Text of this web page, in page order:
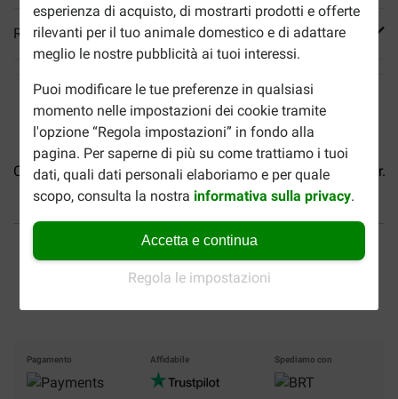
esperienza di acquisto, di mostrarti prodotti e offerte
rilevanti per il tuo animale domestico e di adattare
meglio le nostre pubblicità ai tuoi interessi.
Puoi modificare le tue preferenze in qualsiasi
momento nelle impostazioni dei cookie tramite
l'opzione “Regola impostazioni” in fondo alla
pagina. Per saperne di più su come trattiamo i tuoi
dati, quali dati personali elaboriamo e per quale
scopo, consulta la nostra informativa sulla privacy.
Accetta e continua
Regola le impostazioni
Reviews
Cat Mate 33501 pompa per... Ciotola Exqi Slowfeeder per...
Fino al 40% in meno
Spedizione gratuita da 89
Pagamento sicuro
Pagamento Affidabile Spediamo con